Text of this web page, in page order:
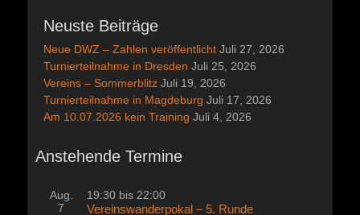
Neuste Beiträge
Neue DWZ – Zahlen veröffentlicht Juli 27, 2026
Turnierteilnahme in Dresden Juli 25, 2026
Vereins – Sommerblitz Juli 19, 2026
Turnierteilnahme in Magdeburg Juli 17, 2026
Am 10.07.2026 kein Training Juli 4, 2026
Anstehende Termine
Aug.
7
19:30 bis 22:00
Vereinswanderpokal – 5. Runde